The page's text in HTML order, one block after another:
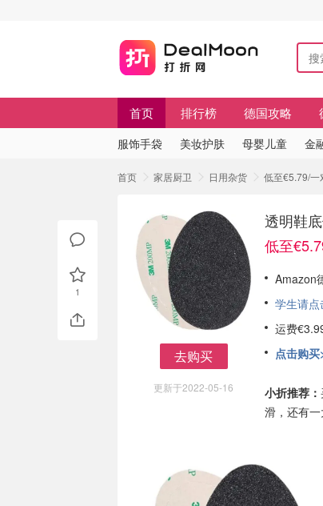
首页 排行榜 德国攻略
服饰手袋 美妆护肤 母婴儿童 金
首页 家居厨卫 日用杂货 低至€5.79/一
去购买
更新于2022-05-16
透明鞋
低至
Amazon
学生请
运费
点击购买
小折推荐：
滑，还有
1